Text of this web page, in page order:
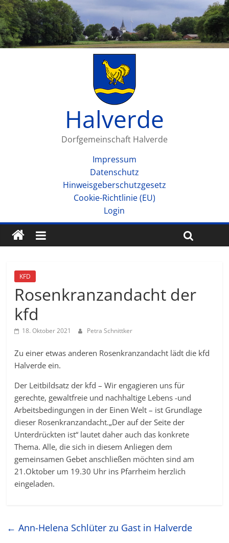
Halverde
Dorfgemeinschaft Halverde
Impressum
Datenschutz
Hinweisgeberschutzgesetz
Cookie-Richtlinie (EU)
Login
KFD
Rosenkranzandacht der
kfd
18. Oktober 2021 Petra Schnittker
Zu einer etwas anderen Rosenkranzandacht lädt die kfd
Halverde ein.
Der Leitbildsatz der kfd – Wir engagieren uns für
gerechte, gewaltfreie und nachhaltige Lebens -und
Arbeitsbedingungen in der Einen Welt – ist Grundlage
dieser Rosenkranzandacht.„Der auf der Seite der
Unterdrückten ist“ lautet daher auch das konkrete
Thema. Alle, die sich in diesem Anliegen dem
gemeinsamen Gebet anschließen möchten sind am
21.Oktober um 19.30 Uhr ins Pfarrheim herzlich
eingeladen.
← Ann-Helena Schlüter zu Gast in Halverde